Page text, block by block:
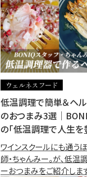
ウェルネスフード
低温調理で簡単＆ヘル
のおつまみ3選｜
の「低温調理で人生を
ワインスクールにも通う
師・ちゃんみー。が、低
ーおつまみをご紹介しま